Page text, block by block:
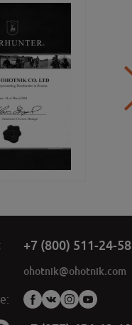
+7 (800) 511-24-58
ohotnik@ohotnik.com
Мы
в